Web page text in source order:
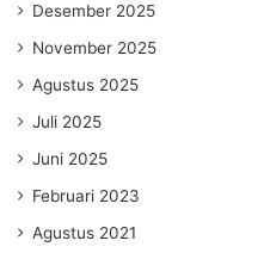
Desember 2025
November 2025
Agustus 2025
Juli 2025
Juni 2025
Februari 2023
Agustus 2021